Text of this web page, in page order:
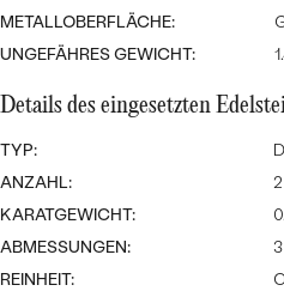
Wave
DIAMANTEN
METALLOBERFLÄCHE:
UNGEFÄHRES GEWICHT:
Details des eingesetzten
TYP:
ANZAHL:
2
KARATGEWICHT:
ABMESSUNGEN:
REINHEIT: